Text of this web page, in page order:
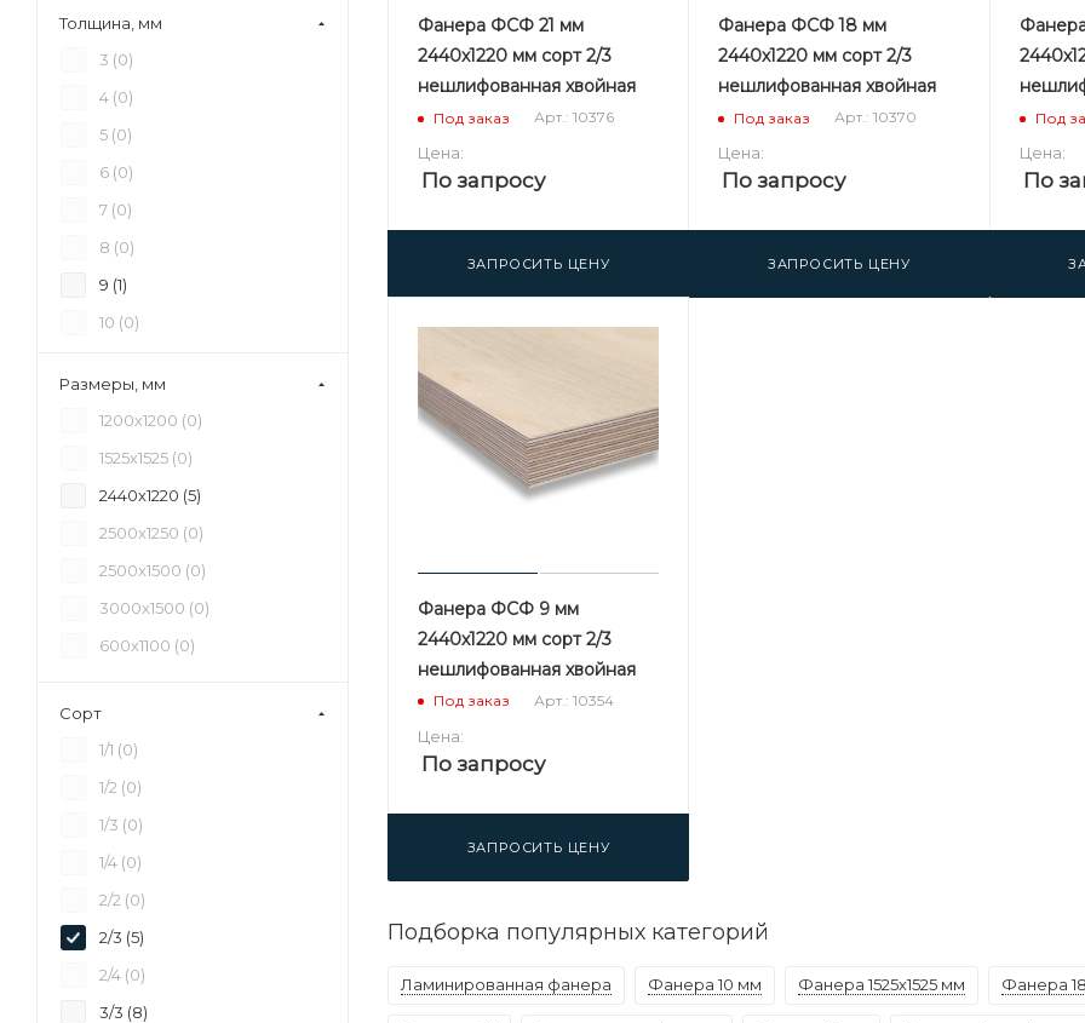
Фанера ФСФ 21 мм
2440х1220 мм сорт 2/3
нешлифованная хвойная
Под заказ Арт.: 10376
Цена:
По запросу
ЗАПРОСИТЬ ЦЕНУ
Фанера ФСФ 18 мм
2440х1220 мм сорт 2/3
нешлифованная хвойная
Под заказ Арт.: 10370
Цена:
По запросу
ЗАПРОСИТЬ ЦЕНУ
Под
Цена:
По
Фанера ФСФ 9 мм
2440х1220 мм сорт 2/3
нешлифованная хвойная
Под заказ Арт.: 10354
Цена:
По запросу
ЗАПРОСИТЬ ЦЕНУ
Подборка популярных категорий
Ламинированная фанера Фанера 10 мм Фанера 1525х1525 мм Фанера
Толщина, мм
3 (0)
4 (0)
5 (0)
6 (0)
7 (0)
8 (0)
9 (1)
10 (0)
12 (
Размеры, мм
1200х1200 (0)
1525х1525 (0)
2440х1220 (5)
2500х1250 (0)
2500х1500 (0)
3000х1500 (0)
600х1100 (0)
Сорт
1/1 (0)
1/2 (0)
1/3 (0)
1/4 (0)
2/2 (0)
2/3 (5)
2/4 (0)
3/3 (8)